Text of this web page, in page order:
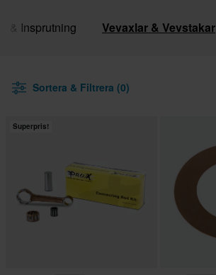
& Insprutning Vevaxlar & Vevstakar
Sortera & Filtrera (0)
Superpris!